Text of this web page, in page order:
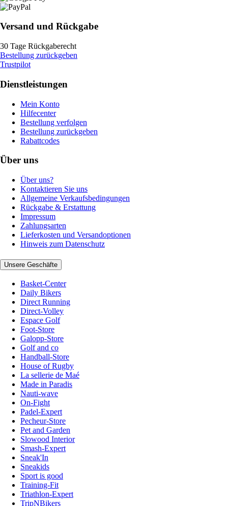
Versand und Rückgabe
30 Tage Rückgaberecht
Bestellung zurückgeben
Trustpilot
Dienstleistungen
Mein Konto
Hilfecenter
Bestellung verfolgen
Bestellung zurückgeben
Rabattcodes
Über uns
Über uns?
Kontaktieren Sie uns
Allgemeine Verkaufsbedingungen
Rückgabe & Erstattung
Impressum
Zahlungsarten
Lieferkosten und Versandoptionen
Hinweis zum Datenschutz
Unsere Geschäfte
Basket-Center
Daily Bikers
Direct Running
Direct-Volley
Espace Golf
Foot-Store
Galopp-Store
Golf and co
Handball-Store
House of Rugby
La sellerie de Maé
Made in Paradis
Nauti-wave
On-Fight
Padel-Expert
Pecheur-Store
Pet and Garden
Slowood Interior
Smash-Expert
Sneak'In
Sneakids
Sport is good
Training-Fit
Triathlon-Expert
TripNBikers